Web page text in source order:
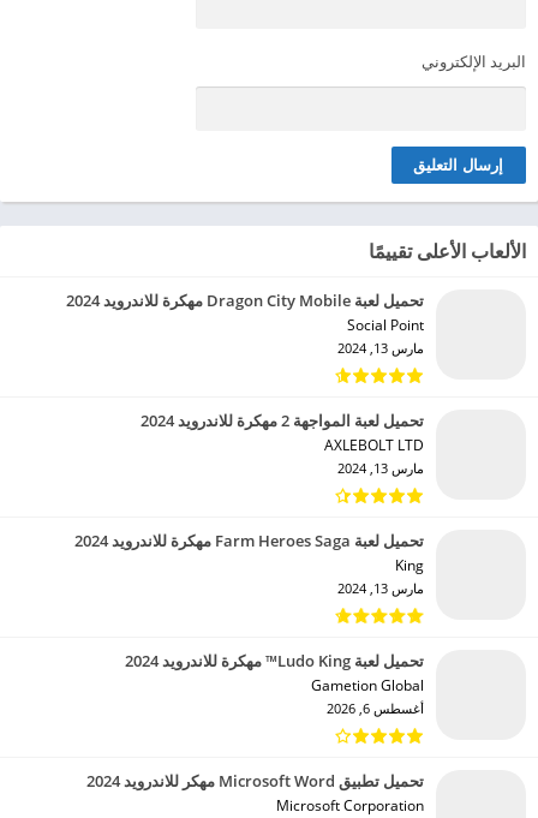
البريد الإلكتروني
الألعاب الأعلى تقييمًا
تحميل لعبة Dragon City Mobile مهكرة للاندرويد 2024
Social Point‏
مارس 13, 2024
تحميل لعبة المواجهة 2 مهكرة للاندرويد 2024
AXLEBOLT LTD‏
مارس 13, 2024
تحميل لعبة Farm Heroes Saga مهكرة للاندرويد 2024
King‏
مارس 13, 2024
تحميل لعبة Ludo King™ مهكرة للاندرويد 2024
Gametion Global‏
أغسطس 6, 2026
تحميل تطبيق Microsoft Word مهكر للاندرويد 2024
Microsoft Corporation‏